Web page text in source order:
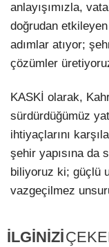
anlayışımızla,
doğrudan
adımlar atıyor;
çözümler
KASKİ olarak,
sürdürdüğümüz
ihtiyaçlarını
şehir yapısına da
biliyoruz ki; güçlü
vazgeçilmez
İLGİNİZİ